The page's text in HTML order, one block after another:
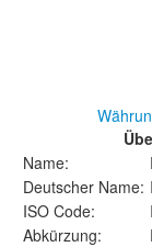
Name:
Deutscher Name:
ISO Code:
Abkürzung: